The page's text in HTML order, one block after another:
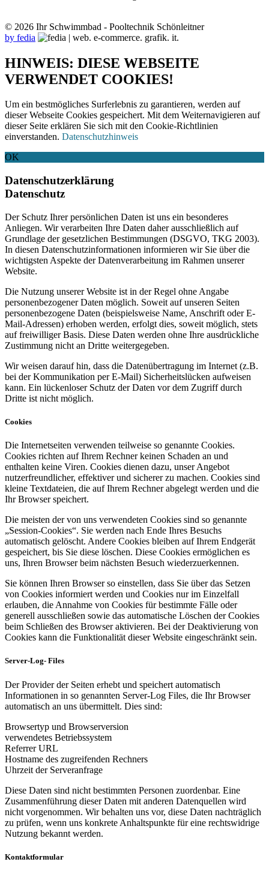
© 2026 Ihr Schwimmbad - Pooltechnik Schönleitner
by fedia
HINWEIS: DIESE WEBSEITE
VERWENDET COOKIES!
Um ein bestmögliches Surferlebnis zu garantieren, werden auf
dieser Webseite Cookies gespeichert. Mit dem Weiternavigieren auf
dieser Seite erklären Sie sich mit den Cookie-Richtlinien
einverstanden. Datenschutzhinweis
OK
Datenschutzerklärung
Datenschutz
Der Schutz Ihrer persönlichen Daten ist uns ein besonderes
Anliegen. Wir verarbeiten Ihre Daten daher ausschließlich auf
Grundlage der gesetzlichen Bestimmungen (DSGVO, TKG 2003).
In diesen Datenschutzinformationen informieren wir Sie über die
wichtigsten Aspekte der Datenverarbeitung im Rahmen unserer
Website.
Die Nutzung unserer Website ist in der Regel ohne Angabe
personenbezogener Daten möglich. Soweit auf unseren Seiten
personenbezogene Daten (beispielsweise Name, Anschrift oder E-
Mail-Adressen) erhoben werden, erfolgt dies, soweit möglich, stets
auf freiwilliger Basis. Diese Daten werden ohne Ihre ausdrückliche
Zustimmung nicht an Dritte weitergegeben.
Wir weisen darauf hin, dass die Datenübertragung im Internet (z.B.
bei der Kommunikation per E-Mail) Sicherheitslücken aufweisen
kann. Ein lückenloser Schutz der Daten vor dem Zugriff durch
Dritte ist nicht möglich.
Cookies
Die Internetseiten verwenden teilweise so genannte Cookies.
Cookies richten auf Ihrem Rechner keinen Schaden an und
enthalten keine Viren. Cookies dienen dazu, unser Angebot
nutzerfreundlicher, effektiver und sicherer zu machen. Cookies sind
kleine Textdateien, die auf Ihrem Rechner abgelegt werden und die
Ihr Browser speichert.
Die meisten der von uns verwendeten Cookies sind so genannte
„Session-Cookies“. Sie werden nach Ende Ihres Besuchs
automatisch gelöscht. Andere Cookies bleiben auf Ihrem Endgerät
gespeichert, bis Sie diese löschen. Diese Cookies ermöglichen es
uns, Ihren Browser beim nächsten Besuch wiederzuerkennen.
Sie können Ihren Browser so einstellen, dass Sie über das Setzen
von Cookies informiert werden und Cookies nur im Einzelfall
erlauben, die Annahme von Cookies für bestimmte Fälle oder
generell ausschließen sowie das automatische Löschen der Cookies
beim Schließen des Browser aktivieren. Bei der Deaktivierung von
Cookies kann die Funktionalität dieser Website eingeschränkt sein.
Server-Log- Files
Der Provider der Seiten erhebt und speichert automatisch
Informationen in so genannten Server-Log Files, die Ihr Browser
automatisch an uns übermittelt. Dies sind:
Browsertyp und Browserversion
verwendetes Betriebssystem
Referrer URL
Hostname des zugreifenden Rechners
Uhrzeit der Serveranfrage
Diese Daten sind nicht bestimmten Personen zuordenbar. Eine
Zusammenführung dieser Daten mit anderen Datenquellen wird
nicht vorgenommen. Wir behalten uns vor, diese Daten nachträglich
zu prüfen, wenn uns konkrete Anhaltspunkte für eine rechtswidrige
Nutzung bekannt werden.
Kontaktformular